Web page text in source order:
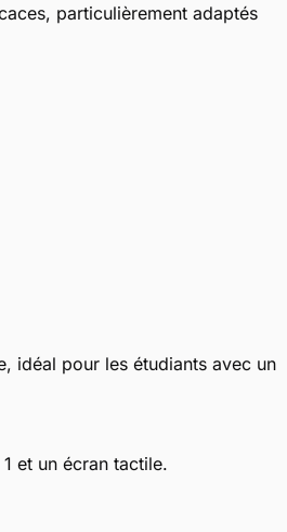
particulièrement adaptés
idéal pour les étudiants avec un
et un écran tactile.